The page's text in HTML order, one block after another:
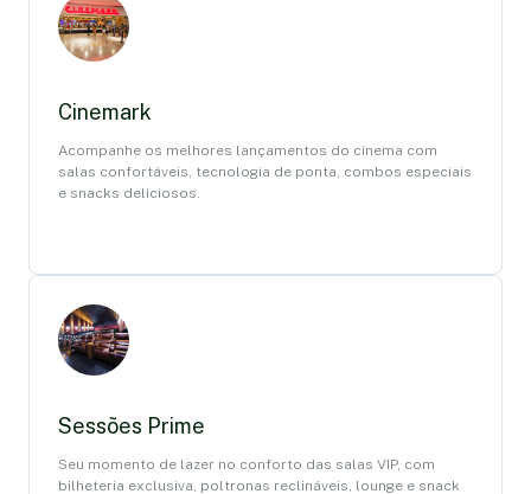
Cinemark
Acompanhe os melhores lançamentos do cinema com
salas confortáveis, tecnologia de ponta, combos especiais
e snacks deliciosos.
Sessões Prime
Seu momento de lazer no conforto das salas VIP, com
bilheteria exclusiva, poltronas reclináveis, lounge e snack